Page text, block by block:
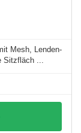
Mesh, Lenden-
...